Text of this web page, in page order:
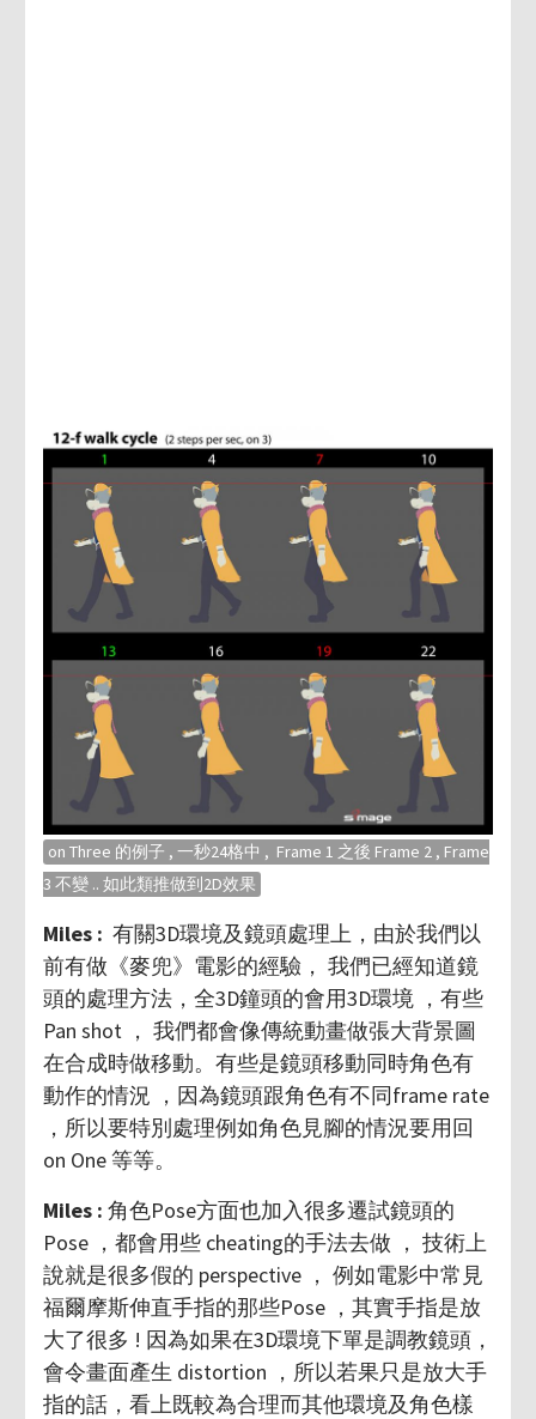
on Three 的例子 , 一秒24格中 , Frame 1 之後 Frame 2 , Frame
3 不變 .. 如此類推做到2D效果
Miles : 有關3D環境及鏡頭處理上，由於我們以
前有做《麥兜》電影的經驗， 我們已經知道鏡
頭的處理方法，全3D鐘頭的會用3D環境 ，有些
Pan shot ， 我們都會像傳統動畫做張大背景圖
在合成時做移動。有些是鏡頭移動同時角色有
動作的情況 ，因為鏡頭跟角色有不同frame rate
，所以要特別處理例如角色見腳的情況要用回
on One 等等。
Miles : 角色Pose方面也加入很多遷試鏡頭的
Pose ，都會用些 cheating的手法去做 ， 技術上
說就是很多假的 perspective ， 例如電影中常見
福爾摩斯伸直手指的那些Pose ，其實手指是放
大了很多 ! 因為如果在3D環境下單是調教鏡頭，
會令畫面產生 distortion ，所以若果只是放大手
指的話，看上既較為合理而其他環境及角色樣